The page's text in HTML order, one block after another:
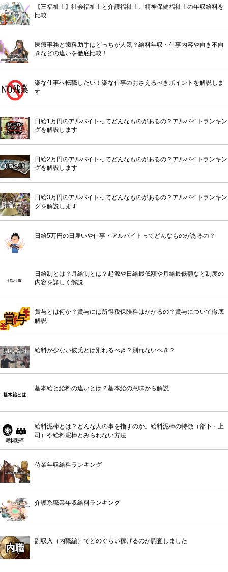
【三福祉士】社会福祉士と介護福祉士、精神保健福祉士の年収給料を
比較
医療事務と歯科助手はどっちが人気？給料年収・仕事内容や向き不向
きなどの違いを徹底比較！
楽な仕事へ転職したい！楽な仕事のおさえるべきポイントを解説しま
す
日給1万円のアルバイトってどんなものがあるの？アルバイトランキン
グを解説します
日給2万円のアルバイトってどんなものがあるの？アルバイトランキン
グを解説します
日給3万円のアルバイトってどんなものがあるの？アルバイトランキン
グを解説します
日給5万円の日雇いや仕事・アルバイトってどんなものがあるの？
日給制とは？月給制とは？起源や日給最低額や月給最低額など制度の
内容を詳しく解説
賞与とは何か？賞与には所得税保険料はかかるの？賞与について徹底
解説
給料が少ない彼氏とは別れるべき？別れないべき？
基本給と給料の違いとは？基本給の意味から解説
給料泥棒とは？どんな人の事を指すのか。給料泥棒の特徴（部下・上
司）や給料泥棒とみられない方法
侍業年収給料ランキング
介護系職業年収給料ランキング
副収入（内職編）でどのぐらい稼げるのか調査しました